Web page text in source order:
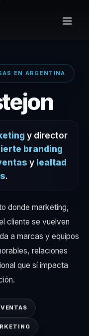
EN ARGENTINA
–
y director
branding
y lealtad
.
donde marketing,
cliente se vuelven
a marcas y equipos
relaciones
que sí impacta